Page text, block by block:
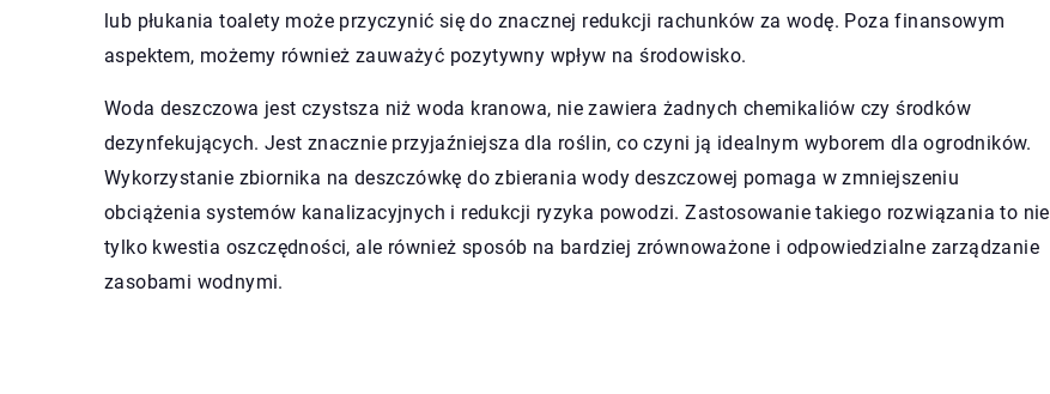
lub płukania toalety może przyczynić się do znacznej redukcji rachunków za wodę. Poza finansowym
aspektem, możemy również zauważyć pozytywny wpływ na środowisko.
Woda deszczowa jest czystsza niż woda kranowa, nie zawiera żadnych chemikaliów czy środków
dezynfekujących. Jest znacznie przyjaźniejsza dla roślin, co czyni ją idealnym wyborem dla ogrodników.
Wykorzystanie zbiornika na deszczówkę do zbierania wody deszczowej pomaga w zmniejszeniu
obciążenia systemów kanalizacyjnych i redukcji ryzyka powodzi. Zastosowanie takiego rozwiązania to nie
tylko kwestia oszczędności, ale również sposób na bardziej zrównoważone i odpowiedzialne zarządzanie
zasobami wodnymi.